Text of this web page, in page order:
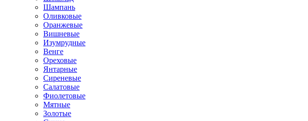
Шампань
Оливковые
Оранжевые
Вишневые
Изумрудные
Венге
Ореховые
Янтарные
Сиреневые
Салатовые
Фиолетовые
Мятные
Золотые